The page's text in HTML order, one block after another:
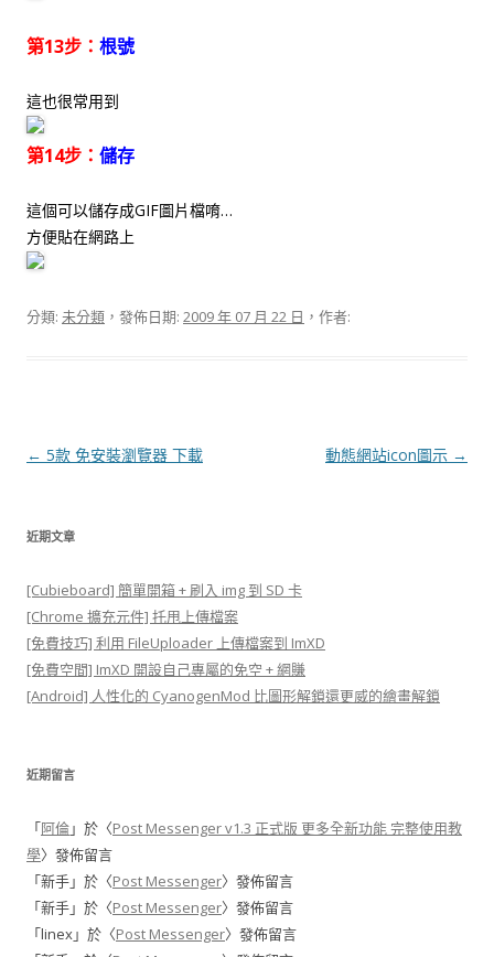
第13步： 根號
這也很常用到
第14步： 儲存
這個可以儲存成GIF圖片檔唷…
方便貼在網路上
分類: 未分類 ，發佈日期: 2009 年 07 月 22 日 ，作者:
文
覽
← 5款 免安裝瀏覽器 下載 動態網站icon圖示 →
近期文章
[Cubieboard] 簡單開箱 + 刷入 img 到 SD 卡
[Chrome 擴充元件] 托甩上傳檔案
[免費技巧] 利用 FileUploader 上傳檔案到 ImXD
[免費空間] ImXD 開設自己專屬的免空 + 網賺
[Android] 人性化的 CyanogenMod 比圖形解鎖還更威的繪畫解鎖
近期留言
「阿倫」於〈Post Messenger v1.3 正式版 更多全新功能 完整使用教
學〉發佈留言
「新手」於〈Post Messenger〉發佈留言
「新手」於〈Post Messenger〉發佈留言
「linex」於〈Post Messenger〉發佈留言